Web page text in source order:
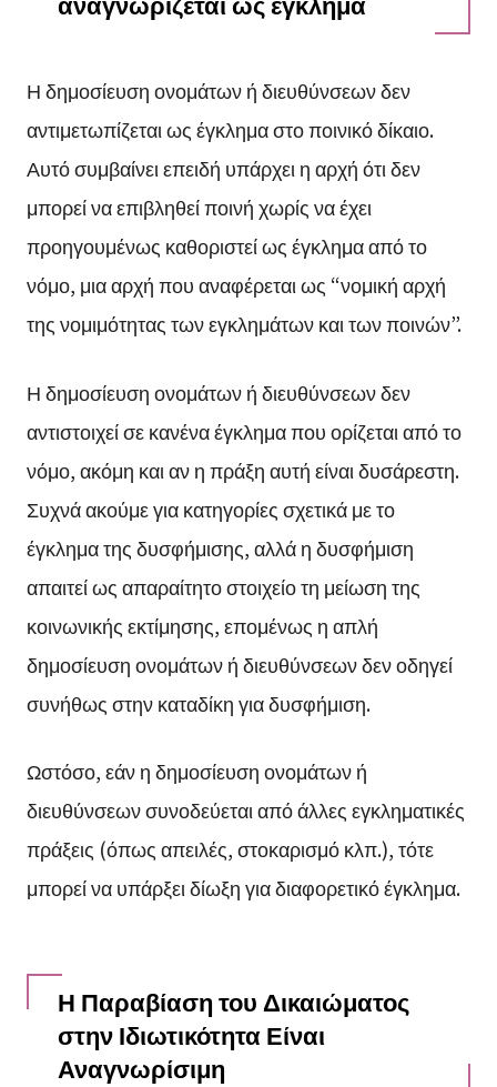
Η δημοσίευση ονομάτων ή διευθύνσεων δεν
αντιμετωπίζεται ως έγκλημα στο ποινικό δίκαιο.
Αυτό συμβαίνει επειδή υπάρχει η αρχή ότι δεν
μπορεί να επιβληθεί ποινή χωρίς να έχει
προηγουμένως καθοριστεί ως έγκλημα από το
νόμο, μια αρχή που αναφέρεται ως “νομική αρχή
της νομιμότητας των εγκλημάτων και των ποινών”.
Η δημοσίευση ονομάτων ή διευθύνσεων δεν
αντιστοιχεί σε κανένα έγκλημα που ορίζεται από το
νόμο, ακόμη και αν η πράξη αυτή είναι δυσάρεστη.
Συχνά ακούμε για κατηγορίες σχετικά με το
έγκλημα της δυσφήμισης, αλλά η δυσφήμιση
απαιτεί ως απαραίτητο στοιχείο τη μείωση της
κοινωνικής εκτίμησης, επομένως η απλή
δημοσίευση ονομάτων ή διευθύνσεων δεν οδηγεί
συνήθως στην καταδίκη για δυσφήμιση.
Ωστόσο, εάν η δημοσίευση ονομάτων ή
διευθύνσεων συνοδεύεται από άλλες εγκληματικές
πράξεις (όπως απειλές, στοκαρισμό κλπ.), τότε
μπορεί να υπάρξει δίωξη για διαφορετικό έγκλημα.
Η Παραβίαση του Δικαιώματος
στην Ιδιωτικότητα Είναι
Αναγνωρίσιμη